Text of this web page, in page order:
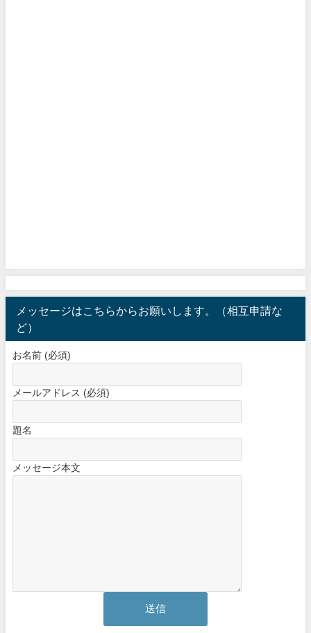
メッセージはこちらからお願いします。（相互申請な
ど）
お名前 (必須)
メールアドレス (必須)
題名
メッセージ本文